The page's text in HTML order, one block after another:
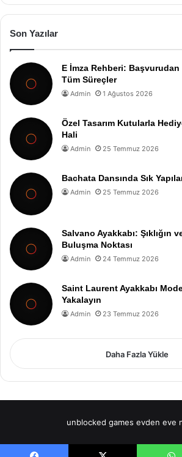
Son Yazılar
E İmza Rehberi: Başvurudan
Tüm Süreçler
Admin 1 Ağustos 2026
Özel Tasarım Kutularla
Hali
Admin 25 Temmuz 2026
Bachata Dansında Sık
Admin 25 Temmuz 2026
Salvano Ayakkabı: Şıklığın
Buluşma Noktası
Admin 24 Temmuz 2026
Saint Laurent Ayakkabı
Yakalayın
Admin 23 Temmuz 2026
Daha Fazla Yükle
unblocked games evden eve